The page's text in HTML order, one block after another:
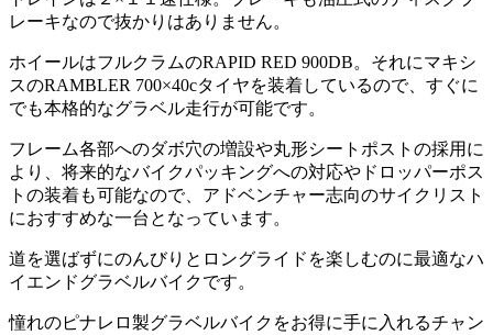
レーキなので抜かりはありません。
ホイールはフルクラムのRAPID RED 900DB。それにマキシ
スのRAMBLER 700×40cタイヤを装着しているので、すぐに
でも本格的なグラベル走行が可能です。
フレーム各部へのダボ穴の増設や丸形シートポストの採用に
より、将来的なバイクパッキングへの対応やドロッパーポス
トの装着も可能なので、アドベンチャー志向のサイクリスト
におすすめな一台となっています。
道を選ばずにのんびりとロングライドを楽しむのに最適なハ
イエンドグラベルバイクです。
憧れのピナレロ製グラベルバイクをお得に手に入れるチャン